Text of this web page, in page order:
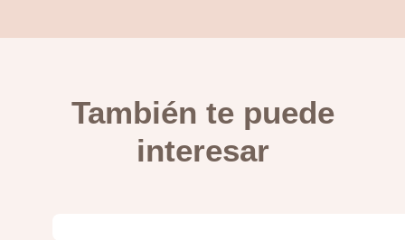
También te puede
interesar